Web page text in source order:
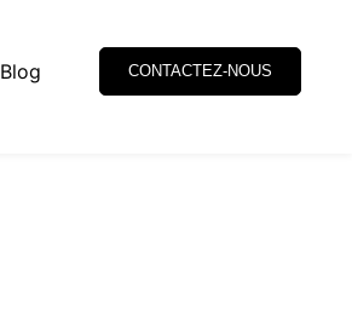
Blog CONTACTEZ-NOUS